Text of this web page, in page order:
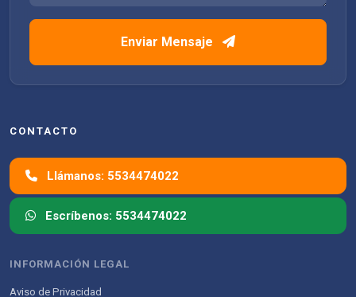
Enviar Mensaje
CONTACTO
Llámanos: 5534474022
Escríbenos: 5534474022
INFORMACIÓN LEGAL
Aviso de Privacidad